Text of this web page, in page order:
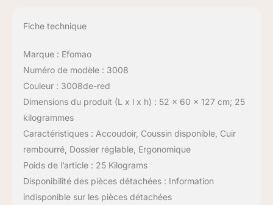
Fiche technique
Marque : Efomao
Numéro de modèle : 3008
Couleur : 3008de-red
Dimensions du produit (L x l x h) : 52 x 60 x 127 cm; 25
kilogrammes
Caractéristiques : Accoudoir, Coussin disponible, Cuir
rembourré, Dossier réglable, Ergonomique
Poids de l’article : 25 Kilograms
Disponibilité des pièces détachées : Information
indisponible sur les pièces détachées